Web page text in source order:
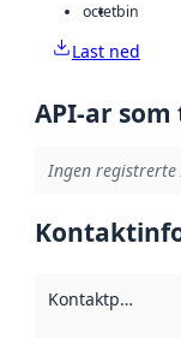
octetbin
Last ned
API-ar
Ingen
Kontaktpunkt